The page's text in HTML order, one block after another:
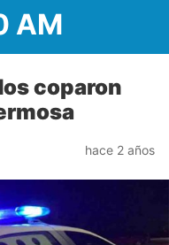
AM
coparon
hace 2 años